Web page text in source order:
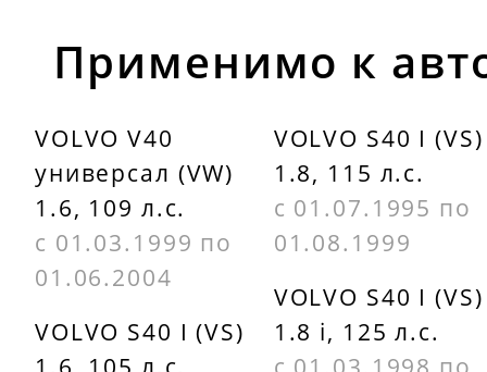
Применимо к
VOLVO V40
универсал (VW)
1.6, 109 л.с.
с 01.03.1999 по
01.06.2004
VOLVO S40 I (VS)
VOLVO S40 I (VS)
1.8, 115 л.с.
с 01.07.1995 по
01.08.1999
VOLVO S40 I (VS)
1.8 i, 125 л.с.